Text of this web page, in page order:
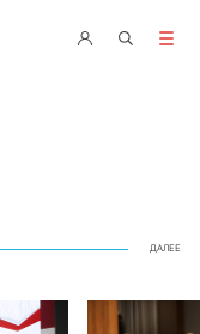
ДАЛЕЕ